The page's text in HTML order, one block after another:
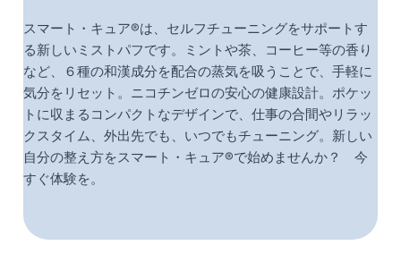
スマート・キュア®は、セルフチューニングをサポートす
る新しいミストパフです。ミントや茶、コーヒー等の香り
など、６種の和漢成分を配合の蒸気を吸うことで、手軽に
気分をリセット。ニコチンゼロの安心の健康設計。ポケッ
トに収まるコンパクトなデザインで、仕事の合間やリラッ
クスタイム、外出先でも、いつでもチューニング。新しい
自分の整え方をスマート・キュア®で始めませんか？ 今
すぐ体験を。